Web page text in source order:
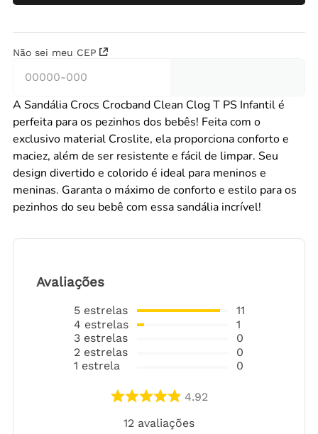
Não sei meu CEP
A Sandália Crocs Crocband Clean Clog T PS Infantil é
perfeita para os pezinhos dos bebês! Feita com o
exclusivo material Croslite, ela proporciona conforto e
maciez, além de ser resistente e fácil de limpar. Seu
design divertido e colorido é ideal para meninos e
meninas. Garanta o máximo de conforto e estilo para os
pezinhos do seu bebê com essa sandália incrível!
Avaliações
5 estrelas
4 estrelas
3 estrelas
2 estrelas
1 estrela
11
1
0
0
0
4.92
12 avaliações